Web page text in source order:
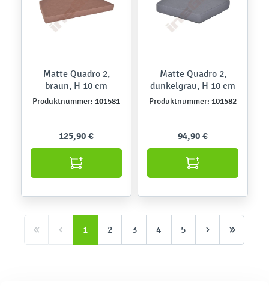
Matte Quadro 2,
braun, H 10 cm
Produktnummer: 101581
125,90 €
Matte Quadro 2,
dunkelgrau, H 10 cm
Produktnummer: 101582
94,90 €
1 2 3 4 5